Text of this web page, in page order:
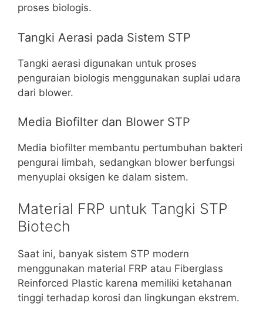
proses biologis.
Tangki Aerasi pada Sistem STP
Tangki aerasi digunakan untuk proses
penguraian biologis menggunakan suplai udara
dari blower.
Media Biofilter dan Blower STP
Media biofilter membantu pertumbuhan bakteri
pengurai limbah, sedangkan blower berfungsi
menyuplai oksigen ke dalam sistem.
Material FRP untuk Tangki STP
Biotech
Saat ini, banyak sistem STP modern
menggunakan material FRP atau Fiberglass
Reinforced Plastic karena memiliki ketahanan
tinggi terhadap korosi dan lingkungan ekstrem.